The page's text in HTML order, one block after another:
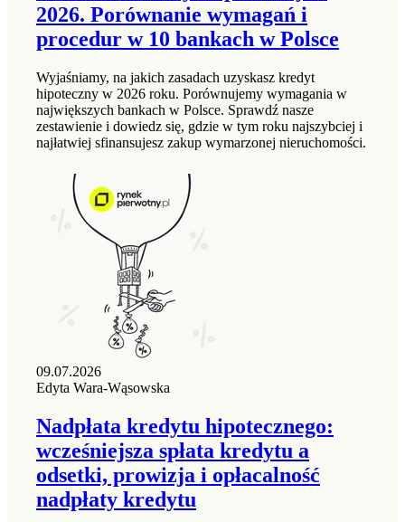
2026. Porównanie wymagań i
procedur w 10 bankach w Polsce
Wyjaśniamy, na jakich zasadach uzyskasz kredyt
hipoteczny w 2026 roku. Porównujemy wymagania w
największych bankach w Polsce. Sprawdź nasze
zestawienie i dowiedz się, gdzie w tym roku najszybciej i
najłatwiej sfinansujesz zakup wymarzonej nieruchomości.
09.07.2026
Edyta Wara-Wąsowska
Nadpłata kredytu hipotecznego:
wcześniejsza spłata kredytu a
odsetki, prowizja i opłacalność
nadpłaty kredytu